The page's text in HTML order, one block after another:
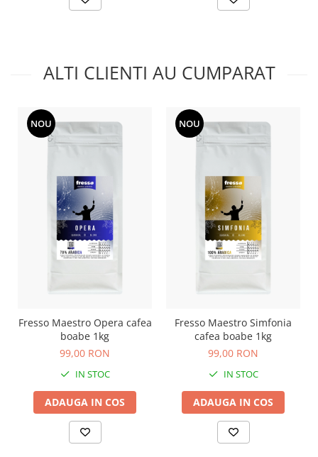
energie solară.
ALTI CLIENTI AU CUMPARAT
NOU
Fresso Maestro Opera cafea
boabe 1kg
99,00 RON
IN STOC
ADAUGA IN COS
NOU
Fresso Maestro Simfonia
cafea boabe 1kg
99,00 RON
IN STOC
ADAUGA IN COS